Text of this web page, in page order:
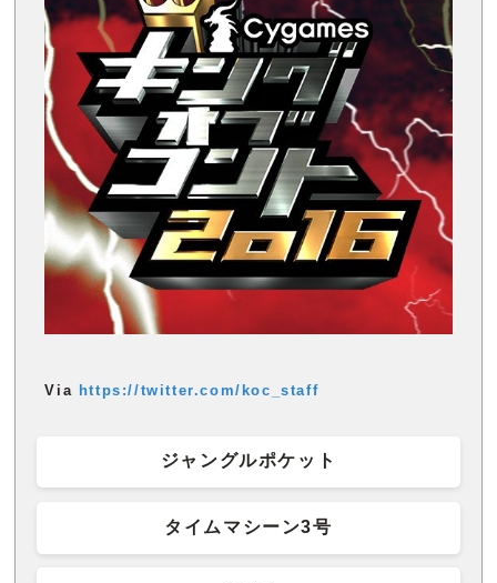
Via https://twitter.com/koc_staff
ジャングルポケット
タイムマシーン3号